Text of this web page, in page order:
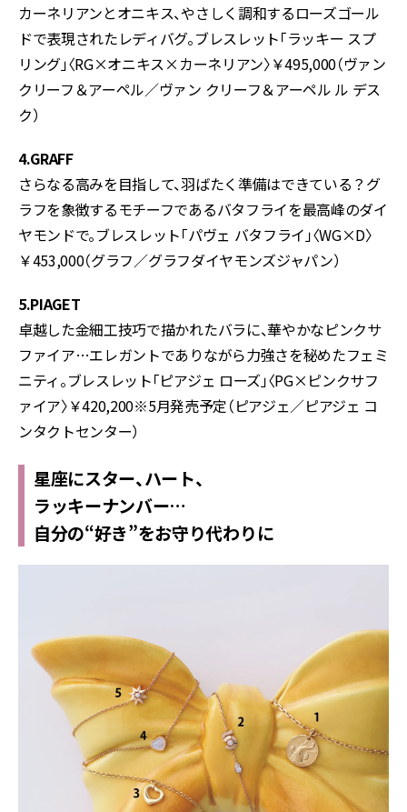
カーネリアンとオニキス、やさしく調和するローズゴール
ドで表現されたレディバグ。ブレスレット「ラッキー スプ
リング」〈RG×オニキス×カーネリアン〉￥495,000（ヴァン
クリーフ＆アーペル／ヴァン クリーフ＆アーペル ル デス
ク）
4.GRAFF
さらなる高みを目指して、羽ばたく準備はできている？グ
ラフを象徴するモチーフであるバタフライを最高峰のダイ
ヤモンドで。ブレスレット「パヴェ バタフライ」〈WG×D〉
￥453,000（グラフ／グラフダイヤモンズジャパン）
5.PIAGET
卓越した金細工技巧で描かれたバラに、華やかなピンクサ
ファイア…エレガントでありながら力強さを秘めたフェミ
ニティ。ブレスレット「ピアジェ ローズ」〈PG×ピンクサフ
ァイア〉￥420,200※5月発売予定（ピアジェ／ピアジェ コ
ンタクトセンター）
星座にスター、ハート、
ラッキーナンバー…
自分の“好き”をお守り代わりに